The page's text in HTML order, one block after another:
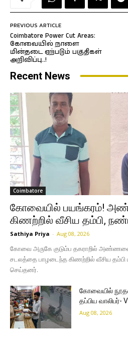
PREVIOUS ARTICLE
Coimbatore Power Cut Areas:
கோவையில் நாளை
மின்தடை ஏற்படும் பகுதிகள்
அறிவிப்பு..!
Recent News
Coimbatore
கோவையில் பயங்கரம்!
கிணற்றில் வீசிய தம்பி,
Sathiya Priya - Aug 08, 2026
கோவை அருகே குடும்ப தகராறில்
சடலத்தை பாழடைந்த கிணற்றில் வீசிய
செய்தனர்.
கோவையில் நூதன
தப்பிய வாலிபர்-
Aug 08, 2026